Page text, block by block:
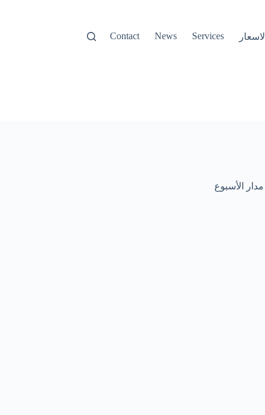
Services
News
Contact